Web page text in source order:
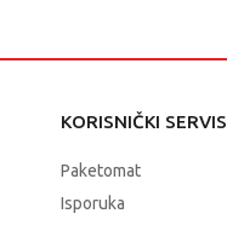
KORISNIČKI SERVIS
Paketomat
Isporuka